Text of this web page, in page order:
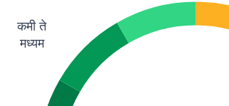
कमी ते
मध्यम